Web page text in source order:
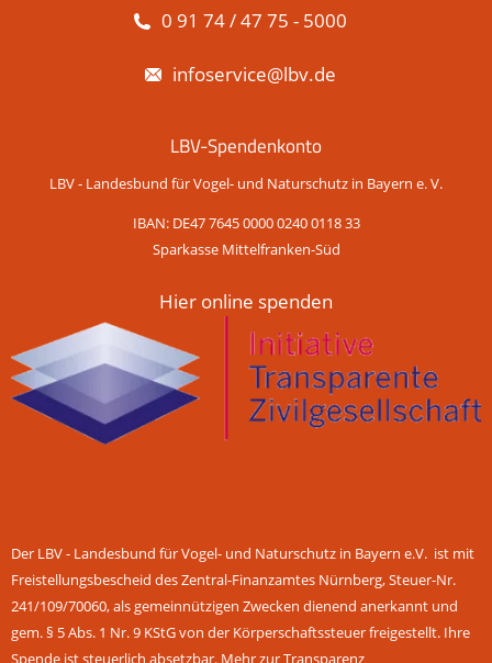
0 91 74 / 47 75 - 5000
infoservice@lbv.de
LBV-Spendenkonto
LBV - Landesbund für Vogel- und Naturschutz in Bayern e. V.
IBAN: DE47 7645 0000 0240 0118 33
Sparkasse Mittelfranken-Süd
Hier online spenden
Der LBV - Landesbund für Vogel- und Naturschutz in Bayern e.V. ist mit
Freistellungsbescheid des Zentral-Finanzamtes Nürnberg, Steuer-Nr.
241/109/70060, als gemeinnützigen Zwecken dienend anerkannt und
gem. § 5 Abs. 1 Nr. 9 KStG von der Körperschaftssteuer freigestellt. Ihre
Spende ist steuerlich absetzbar. Mehr zur Transparenz